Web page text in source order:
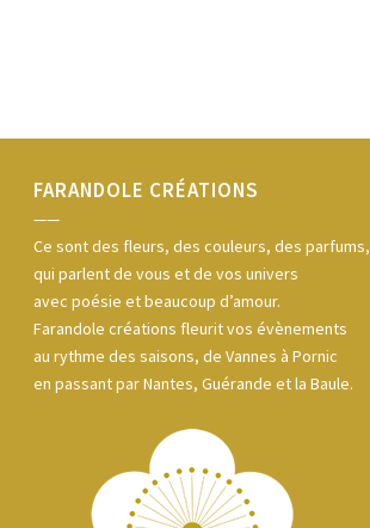
FARANDOLE CRÉATIONS
——
Ce sont des fleurs, des couleurs, des parfums,
qui parlent de vous et de vos univers
avec poésie et beaucoup d’amour.
Farandole créations fleurit vos évènements
au rythme des saisons, de Vannes à Pornic
en passant par Nantes, Guérande et la Baule.